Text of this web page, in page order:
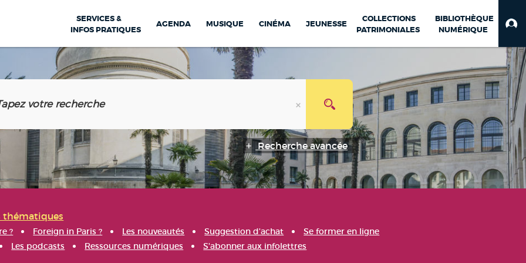
SERVICES &
INFOS PRATIQUES
AGENDA MUSIQUE CINÉMA JEUNESSE
COLLECTIONS
PATRIMONIALES
BIBLIOTHÈQUE
NUMÉRIQUE
Recherche avancée
thématiques
? Foreign in Paris ? Les nouveautés Suggestion d'achat
Se former en ligne
Les podcasts Ressources numériques S'abonner aux infolettres